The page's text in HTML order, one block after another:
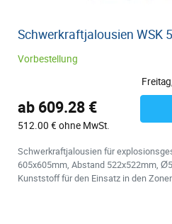
Schwerkraftjalousien WSK
Vorbestellung
ab 609.28 €
512.00 € ohne MwSt.
Schwerkraftjalousien für
605x605mm, Abstand 522x522mm,
Kunststoff für den Einsatz in den